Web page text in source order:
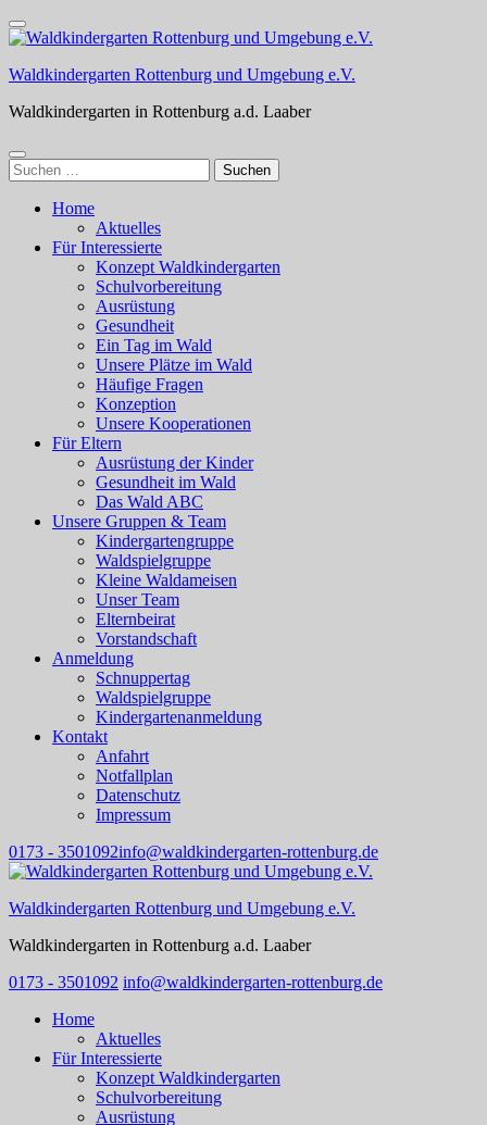
Zum
Inhalt
(Enter
Waldkindergarten Rottenburg und Umgebung e.V.
Waldkindergarten in Rottenburg a.d. Laaber
Suchen
nach:
Home
Aktuelles
Für Interessierte
Konzept Waldkindergarten
Schulvorbereitung
Ausrüstung
Gesundheit
Ein Tag im Wald
Unsere Plätze im Wald
Häufige Fragen
Konzeption
Unsere Kooperationen
Für Eltern
Ausrüstung der Kinder
Gesundheit im Wald
Das Wald ABC
Unsere Gruppen & Team
Kindergartengruppe
Waldspielgruppe
Kleine Waldameisen
Unser Team
Elternbeirat
Vorstandschaft
Anmeldung
Schnuppertag
Waldspielgruppe
Kindergartenanmeldung
Kontakt
Anfahrt
Notfallplan
Datenschutz
Impressum
0173 - 3501092info@waldkindergarten-rottenburg.de
Waldkindergarten Rottenburg und Umgebung e.V.
Waldkindergarten in Rottenburg a.d. Laaber
0173 - 3501092 info@waldkindergarten-rottenburg.de
Home
Aktuelles
Für Interessierte
Konzept Waldkindergarten
Schulvorbereitung
Ausrüstung